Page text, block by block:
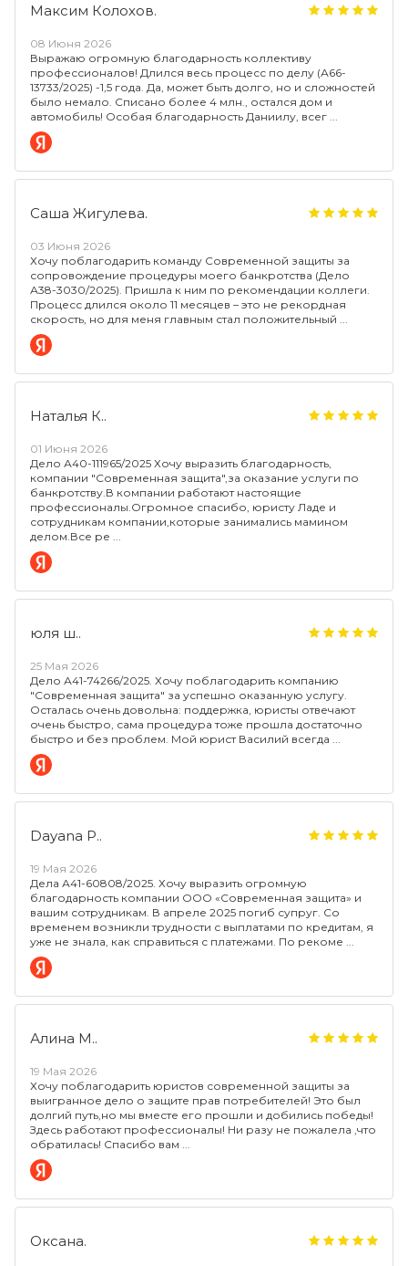
Максим Колохов.
08 Июня 2026
Выражаю огромную благодарность коллективу
профессионалов! Длился весь процесс по делу (А66-
13733/2025) -1,5 года. Да, может быть долго, но и сложностей
было немало. Списано более 4 млн., остался дом и
автомобиль! Особая благодарность Даниилу, всег
Саша Жигулева.
03 Июня 2026
Хочу поблагодарить команду Современной защиты за
сопровождение процедуры моего банкротства (Дело
А38-3030/2025). Пришла к ним по рекомендации коллеги.
Процесс длился около 11 месяцев – это не рекордная
скорость, но для меня главным стал положительный
Наталья К..
01 Июня 2026
Дело А40-111965/2025 Хочу выразить благодарность,
компании "Современная защита",за оказание услуги по
банкротству.В компании работают настоящие
профессионалы.Огромное спасибо, юристу Ладе и
сотрудникам компании,которые занимались мамином
делом.Все ре
юля ш..
25 Мая 2026
Дело А41-74266/2025. Хочу поблагодарить компанию
"Современная защита" за успешно оказанную услугу.
Осталась очень довольна: поддержка, юристы отвечают
очень быстро, сама процедура тоже прошла достаточно
быстро и без проблем. Мой юрист Василий всегда
Dayana P..
19 Мая 2026
Дела А41-60808/2025. Хочу выразить огромную
благодарность компании ООО «Современная защита» и
вашим сотрудникам. В апреле 2025 погиб супруг. Со
временем возникли трудности с выплатами по кредитам, я
уже не знала, как справиться с платежами. По рекоме
Алина М..
19 Мая 2026
Хочу поблагодарить юристов современной защиты за
выигранное дело о защите прав потребителей! Это был
долгий путь,но мы вместе его прошли и добились победы!
Здесь работают профессионалы! Ни разу не пожалела ,что
обратилась! Спасибо вам
Оксана.